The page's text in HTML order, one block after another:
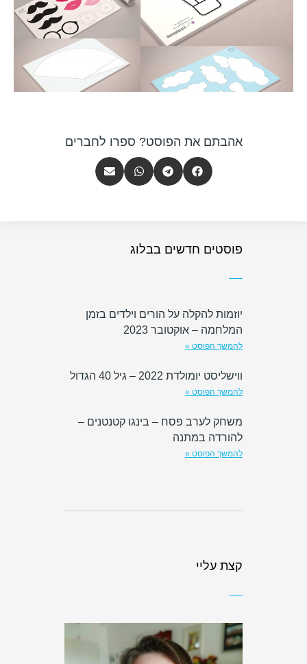
אהבתם את הפוסט? ספרו לחברים
פוסטים חדשים בבלוג
יוזמות להקלה על הורים וילדים בזמן
המלחמה – אוקטובר 2023
להמשך הפוסט »
ווישליסט יומולדת 2022 – גיל 40 הגדול
להמשך הפוסט »
משחק לערב פסח – בינגו קטנטנים –
להורדה במתנה
להמשך הפוסט »
קצת עליי